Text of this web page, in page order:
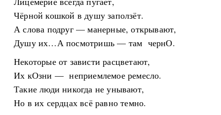
Чёрной кошкой в душу заползёт.
А слова подруг — манерные, открывают,
Душу их…А посмотришь — там чернО.
Некоторые от зависти расцветают,
Их кОзни — неприемлемое ремесло.
Такие люди никогда не унывают,
Но в их сердцах всё равно темно.